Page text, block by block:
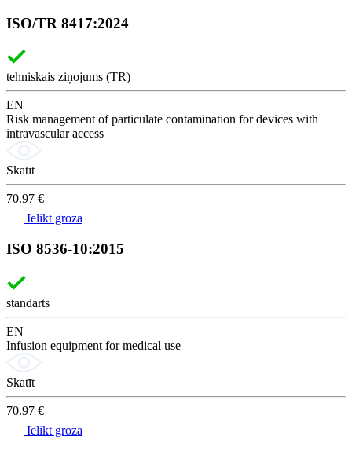
ISO/TR 8417:2024
tehniskais ziņojums (TR)
EN
Risk management of particulate contamination for devices with
intravascular access
Skatīt
70.97 €
Ielikt grozā
ISO 8536-10:2015
standarts
EN
Infusion equipment for medical use
Skatīt
70.97 €
Ielikt grozā